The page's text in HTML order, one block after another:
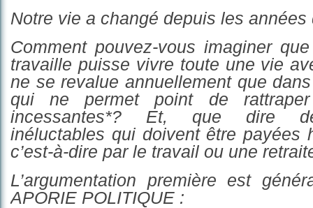
Notre vie a changé depuis les années
Comment pouvez-vous imaginer
travaille puisse vivre toute une vie
ne se revalue annuellement que
qui ne permet point de
incessantes*? Et, que dire
inéluctables qui doivent êtrepayées
c’est-à-dire par le travail ou une
L’argumentation première est
APORIE POLITIQUE :